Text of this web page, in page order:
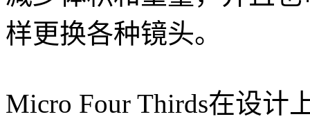
样更换各种镜头。
Micro Four Thirds在设计